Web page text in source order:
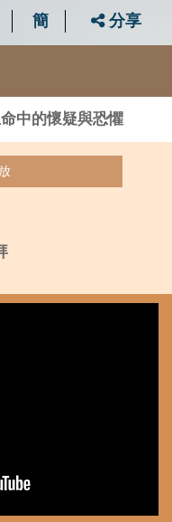
簡 分享
中的懷疑與恐懼